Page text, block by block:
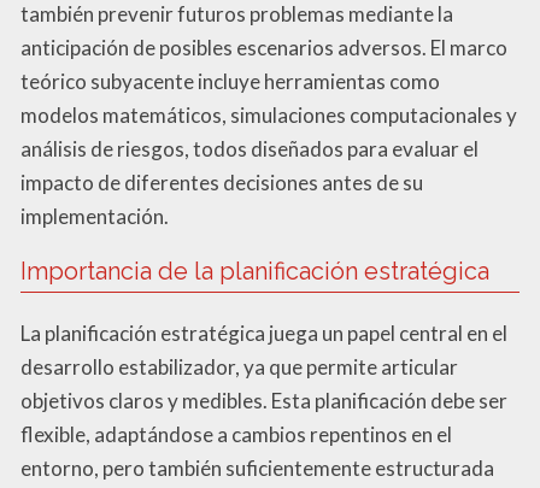
también prevenir futuros problemas mediante la
anticipación de posibles escenarios adversos. El marco
teórico subyacente incluye herramientas como
modelos matemáticos, simulaciones computacionales y
análisis de riesgos, todos diseñados para evaluar el
impacto de diferentes decisiones antes de su
implementación.
Importancia de la planificación estratégica
La planificación estratégica juega un papel central en el
desarrollo estabilizador, ya que permite articular
objetivos claros y medibles. Esta planificación debe ser
flexible, adaptándose a cambios repentinos en el
entorno, pero también suficientemente estructurada